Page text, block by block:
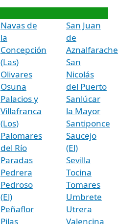
Navas de
la
Concepción
(Las)
Olivares
Osuna
Palacios y
Villafranca
(Los)
Palomares
del Río
Paradas
Pedrera
Pedroso
(El)
Peñaflor
Pilas
San Juan
de
Aznalfarache
San
Nicolás
del Puerto
Sanlúcar
la Mayor
Santiponce
Saucejo
(El)
Sevilla
Tocina
Tomares
Umbrete
Utrera
Valencina